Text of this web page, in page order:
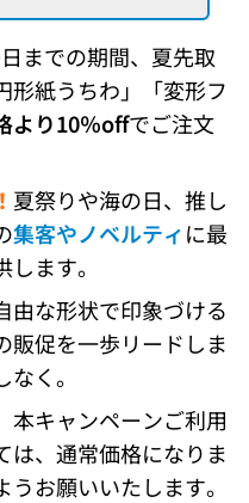
までの期間、夏先取
形紙うちわ」「変形フ
より10％offでご注文
夏祭りや海の日、推し
集客やノベルティに最
ます。
由な形状で印象づける
販促を一歩リードしま
く。
キャンペーンご利用
は、通常価格になりま
お願いいたします。